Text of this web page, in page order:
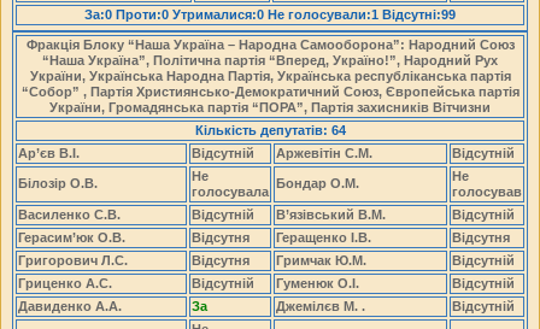
За:0 Проти:0 Утрималися:0 Не голосували:1 Відсутні:99
Фракція Блоку “Наша Україна – Народна Самооборона”: Народний Союз
“Наша Україна”, Політична партія “Вперед, Україно!”, Народний Рух
України, Українська Народна Партія, Українська республіканська партія
“Собор” , Партія Християнсько-Демократичний Союз, Європейська партія
України, Громадянська партія “ПОРА”, Партія захисників Вітчизни
Кількість депутатів: 64
Ар’єв В.І.
Відсутній Аржевітін С.М. Відсутній
Білозір О.В.
Не
голосувала
Бондар О.М.
Не
голосував
Василенко С.В.
Відсутній В’язівський В.М.
Відсутній
Герасим’юк О.В.
Відсутня Геращенко І.В.
Відсутня
Григорович Л.С.
Відсутня Гримчак Ю.М.
Відсутній
Гриценко А.С.
Відсутній Гуменюк О.І.
Відсутній
Давиденко А.А.
За Джемілєв М. . Відсутній